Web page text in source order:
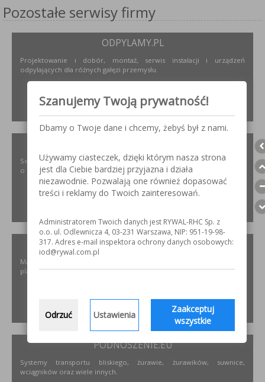
Pozostałe serwisy firmy
ODPYLAMY.PL
Projektowanie i dobór, montaż, serwis instalacji i urządzeń
odpylających dla różnych gałęzi przemysłu.
ZOBACZ
Serwis internetowy poświęcony obróbce stali nierdzewnej. Wszystko
o materiałach, urządzeniach i technologiach.
ELKREM.COM.PL
Materiały i urządzenia do napawania i regeneracji. Układy
plastyfikujące oraz obróbka CNC.
ZOBACZ
PODNOSZENIE.EU
Systemy transportu bliskiego, żurawie, żurawików, suwnice,
wciągników oraz wiele innych.
Szanujemy Twoją prywatność!
Dbamy o Twoje dane i chcemy, żebyś był z nami.
Używamy ciasteczek, dzięki którym nasza strona
jest dla Ciebie bardziej przyjazna i działa
niezawodnie. Pozwalają one również dopasować
treści i reklamy do Twoich zainteresowań.
Administratorem Twoich danych jest RYWAL-RHC Sp. z
o.o. ul. Odlewnicza 4, 03-231 Warszawa, NIP: 951-19-98-
317. Adres e-mail inspektora ochrony danych osobowych:
iod@rywal.com.pl
Odrzuć Ustawienia
Zaakceptuj
wszystkie